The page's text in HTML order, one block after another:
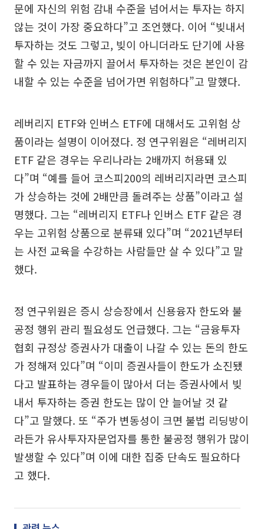
문에 자신의 위험 감내 수준을 넘어서는 투자는 하지
않는 것이 가장 중요하다”고 조언했다. 이어 “빚내서
투자하는 것도 그렇고, 빚이 아니더라도 단기에 사용
할 수 있는 자금까지 끌어서 투자하는 것은 본인이 감
내할 수 있는 수준을 넘어가면 위험하다”고 말했다.
레버리지 ETF와 인버스 ETF에 대해서도 고위험 상
품이라는 설명이 이어졌다. 정 연구위원은 “레버리지
ETF 같은 경우는 우리나라는 2배까지 허용돼 있
다”며 “예를 들어 코스피200의 레버리지라면 코스피
가 상승하는 것에 2배만큼 돌려주는 상품”이라고 설
명했다. 그는 “레버리지 ETF나 인버스 ETF 같은 경
우는 고위험 상품으로 분류돼 있다”며 “2021년부터
는 사전 교육을 수강하는 사람들만 살 수 있다”고 말
했다.
정 연구위원은 증시 상승장에서 신용융자 한도와 불
공정 행위 관리 필요성도 언급했다. 그는 “금융투자
협회 규정상 증권사가 대출이 나갈 수 있는 돈의 한도
가 정해져 있다”며 “이미 증권사들이 한도가 소진됐
다고 발표하는 경우들이 많아서 더는 증권사에서 빚
내서 투자하는 증권 한도는 많이 안 늘어날 것 같
다”고 말했다. 또 “주가 변동성이 크면 불법 리딩방이
라든가 유사투자자문업자를 통한 불공정 행위가 많이
발생할 수 있다”며 이에 대한 집중 단속도 필요하다
고 했다.